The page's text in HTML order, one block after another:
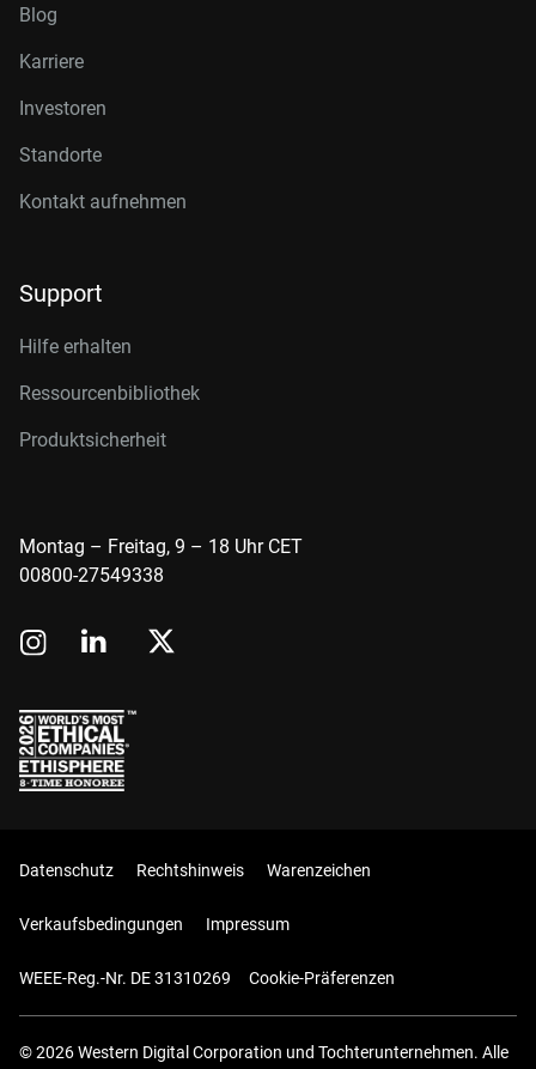
Blog
Karriere
Investoren
Standorte
Kontakt aufnehmen
Support
Hilfe erhalten
Ressourcenbibliothek
Produktsicherheit
Montag – Freitag, 9 – 18 Uhr CET
00800-27549338
Datenschutz Rechtshinweis Warenzeichen
Verkaufsbedingungen Impressum
WEEE-Reg.-Nr. DE 31310269 Cookie-Präferenzen
© 2026 Western Digital Corporation und Tochterunternehmen. Alle